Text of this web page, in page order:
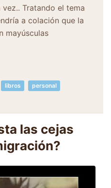
Tratando el tema
a colación que la
mayúsculas
libros personal
las cejas